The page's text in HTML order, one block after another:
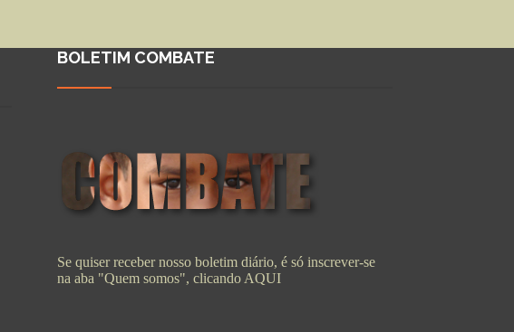
BOLETIM COMBATE
Se quiser receber nosso boletim diário, é só inscrever-se
na aba "Quem somos", clicando AQUI